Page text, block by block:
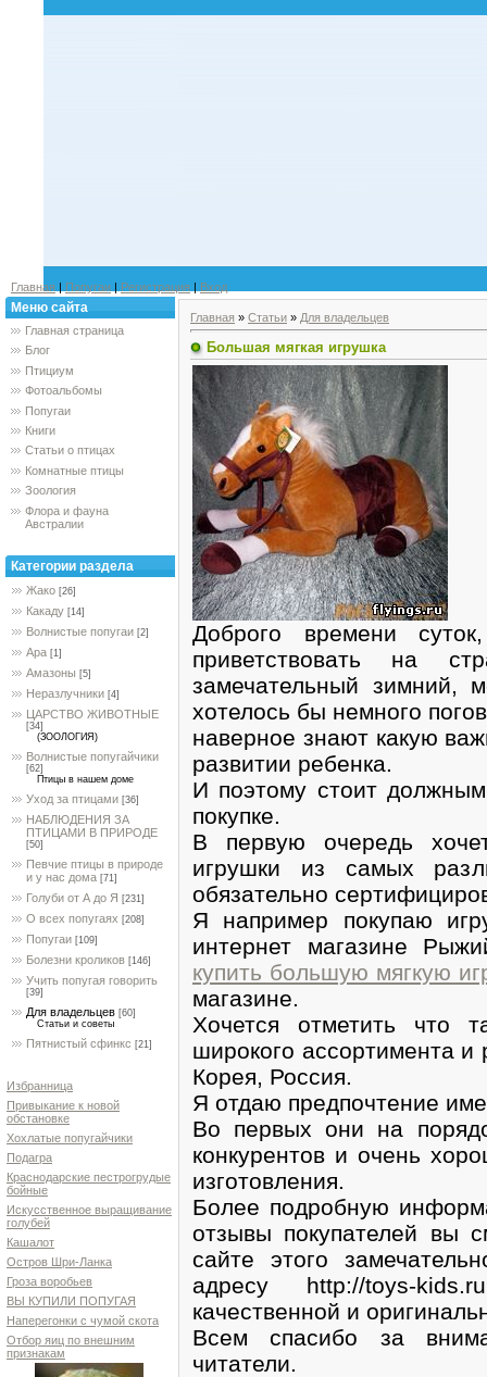
Главная | Попугаи | Регистрация | Вход
Меню сайта
Главная страница
Блог
Птициум
Фотоальбомы
Попугаи
Книги
Статьи о птицах
Комнатные птицы
Зоология
Флора и фауна
Австралии
Категории раздела
Жако [26]
Какаду [14]
Волнистые попугаи [2]
Ара [1]
Амазоны [5]
Неразлучники [4]
ЦАРСТВО ЖИВОТНЫЕ
[34]
(ЗООЛОГИЯ)
Волнистые попугайчики
[62]
Птицы в нашем доме
Уход за птицами [36]
НАБЛЮДЕНИЯ ЗА
ПТИЦАМИ В ПРИРОДЕ
[50]
Певчие птицы в природе
и у нас дома [71]
Голуби от А до Я [231]
О всех попугаях [208]
Попугаи [109]
Болезни кроликов [146]
Учить попугая говорить
[39]
Для владельцев [60]
Статьи и советы
Пятнистый сфинкс [21]
Избранница
Привыкание к новой
обстановке
Хохлатые попугайчики
Подагра
Краснодарские пестрогрудые
бойные
Искусственное выращивание
голубей
Кашалот
Остров Шри-Ланка
Гроза воробьев
ВЫ КУПИЛИ ПОПУГАЯ
Наперегонки с чумой скота
Отбор яиц по внешним
признакам
Главная » Статьи » Для владельцев
Большая мягкая игрушка
Доброго времени
приветствовать на
замечательный зимний,
хотелось бы немного
наверное знают какую
развитии ребенка.
И поэтому стоит
покупке.
В первую очередь
игрушки из самых
обязательно
Я например покупаю
интернет магазине
купить большую мягкую
магазине.
Хочется отметить что
широкого ассортимента и
Корея, Россия.
Я отдаю предпочтение
Во первых они на
конкурентов и очень
изготовления.
Более подробную
отзывы покупателей вы
сайте этого
адресу http://toys-
качественной и
Всем спасибо за
читатели.